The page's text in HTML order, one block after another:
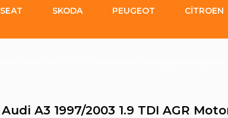
SEAT SKODA PEUGEOT CİTROEN
Audi A3 1997/2003 1.9 TDI AGR